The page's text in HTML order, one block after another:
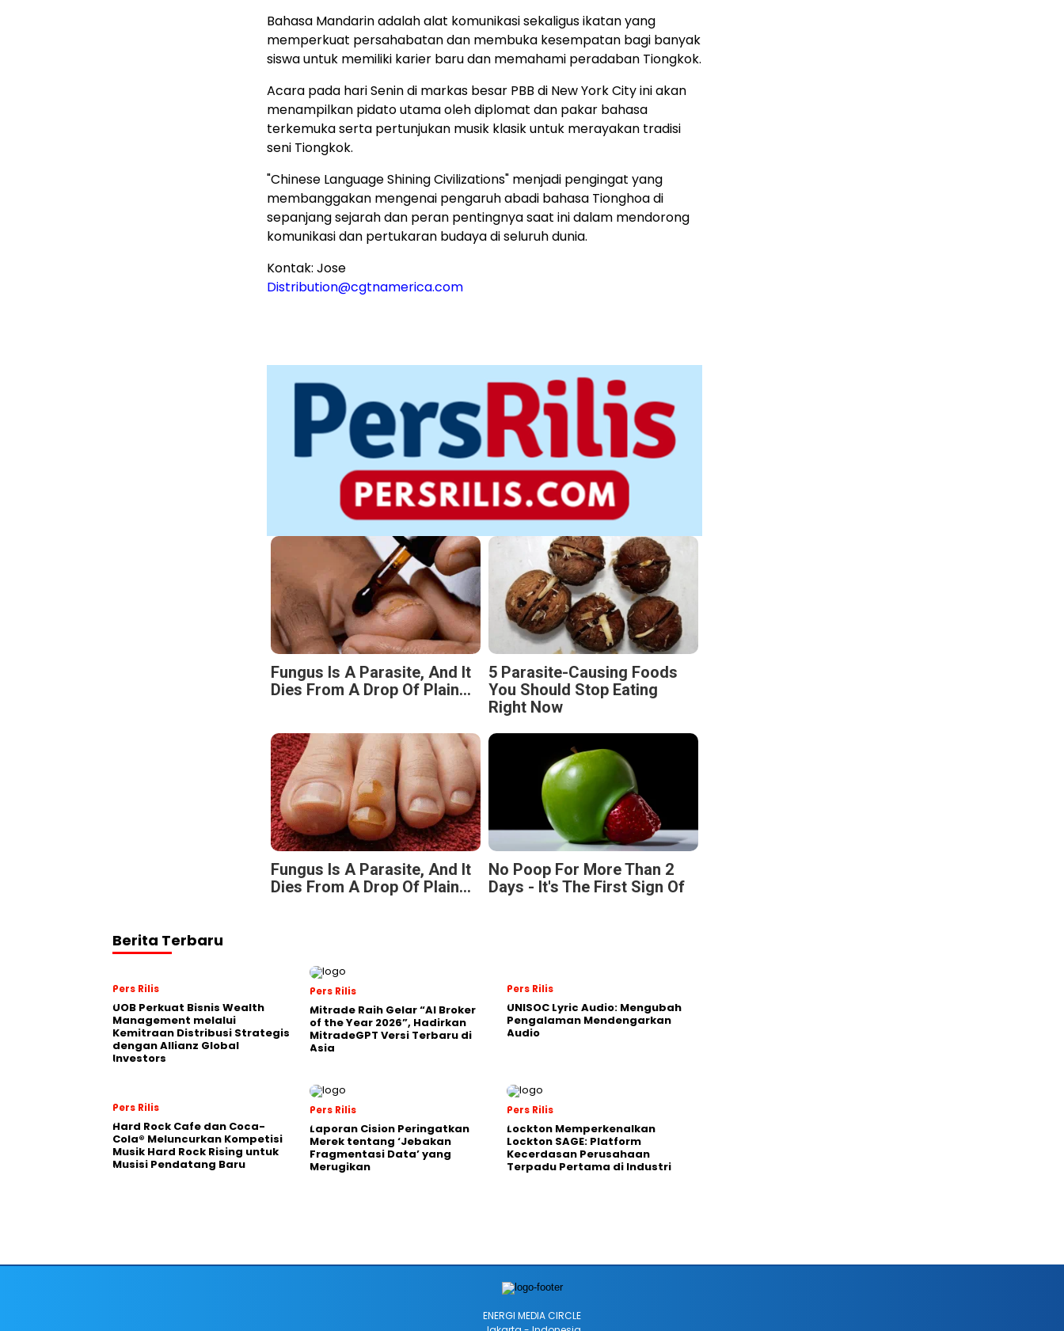
Bahasa Mandarin adalah alat komunikasi sekaligus ikatan yang
memperkuat persahabatan dan membuka kesempatan bagi banyak
siswa untuk memiliki karier baru dan memahami peradaban Tiongkok.
Acara pada hari Senin di markas besar PBB di New York City ini akan
menampilkan pidato utama oleh diplomat dan pakar bahasa
terkemuka serta pertunjukan musik klasik untuk merayakan tradisi
seni Tiongkok.
"Chinese Language Shining Civilizations" menjadi pengingat yang
membanggakan mengenai pengaruh abadi bahasa Tionghoa di
sepanjang sejarah dan peran pentingnya saat ini dalam mendorong
komunikasi dan pertukaran budaya di seluruh dunia.
Kontak: Jose
Distribution@cgtnamerica.com
Fungus Is A Parasite, And It
Dies From A Drop Of Plain...
5 Parasite-Causing Foods
You Should Stop Eating
Right Now
Fungus Is A Parasite, And It
Dies From A Drop Of Plain...
No Poop For More Than 2
Days - It's The First Sign Of
Berita Terbaru
Pers Rilis
UOB Perkuat Bisnis Wealth
Management melalui
Kemitraan Distribusi Strategis
dengan Allianz Global
Investors
Pers Rilis
Mitrade Raih Gelar “AI Broker
of the Year 2026”, Hadirkan
MitradeGPT Versi Terbaru di
Asia
Pers Rilis
UNISOC Lyric Audio: Mengubah
Pengalaman Mendengarkan
Audio
Pers Rilis
Hard Rock Cafe dan Coca-
Cola® Meluncurkan Kompetisi
Musik Hard Rock Rising untuk
Musisi Pendatang Baru
Pers Rilis
Laporan Cision Peringatkan
Merek tentang ‘Jebakan
Fragmentasi Data’ yang
Merugikan
Pers Rilis
Lockton Memperkenalkan
Lockton SAGE: Platform
Kecerdasan Perusahaan
Terpadu Pertama di Industri
ENERGI MEDIA CIRCLE